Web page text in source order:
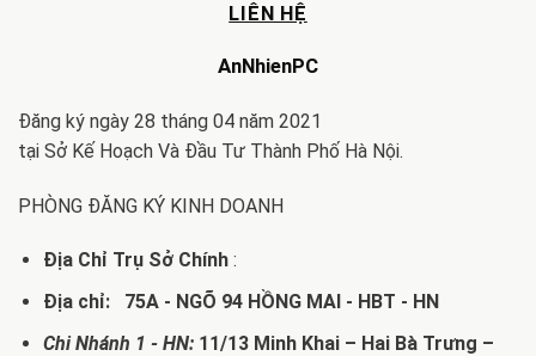
LIÊN HỆ
AnNhienPC
Đăng ký ngày 28 tháng 04 năm 2021
tại Sở Kế Hoạch Và Đầu Tư Thành Phố Hà Nội.
PHÒNG ĐĂNG KÝ KINH DOANH
Địa Chỉ Trụ Sở Chính:
Địa chỉ: 75A - NGÕ 94 HỒNG MAI - HBT - HN
Chi Nhánh 1 - HN:11/13 Minh Khai – Hai Bà Trưng –